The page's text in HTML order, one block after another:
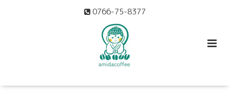
0766-75-8377